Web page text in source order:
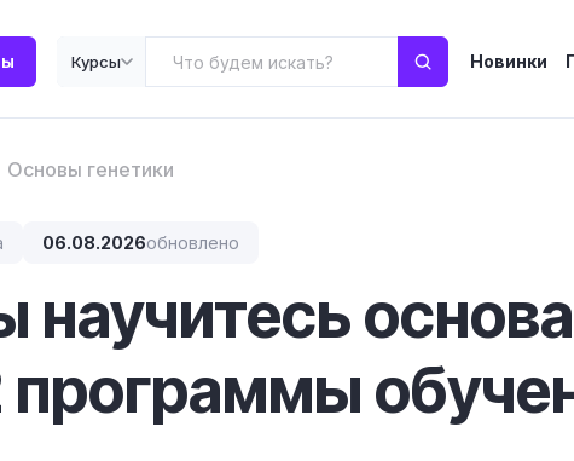
Курсы Новинки
Основы генетики
06.08.2026обновлено
научитесь